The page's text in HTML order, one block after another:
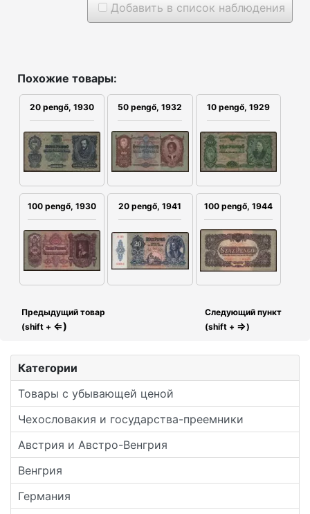
Категории
Товары с убывающей ценой
Чехословакия и государства-преемники
Австрия и Австро-Венгрия
Венгрия
Германия
Добавить в список наблюдения
Похожие товары:
20 pengő, 1930 50 pengő, 1932 10 pengő, 1929
100 pengő, 1930 20 pengő, 1941 100 pengő, 1944
Предыдущий товар
(shift + ⇐)
Следующий пункт
(shift + ⇒)